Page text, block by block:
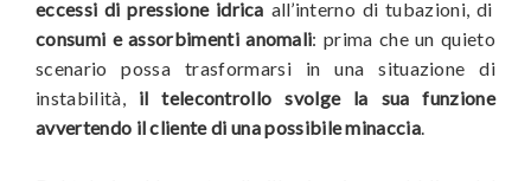
eccessi di pressione idrica all’interno di tubazioni, di
consumi e assorbimenti anomali: prima che un quieto
scenario possa trasformarsi in una situazione di
instabilità, il telecontrollo svolge la sua funzione
avvertendo il cliente di una possibile minaccia.